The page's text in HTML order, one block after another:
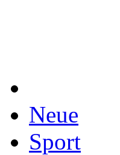
Neue
Sport